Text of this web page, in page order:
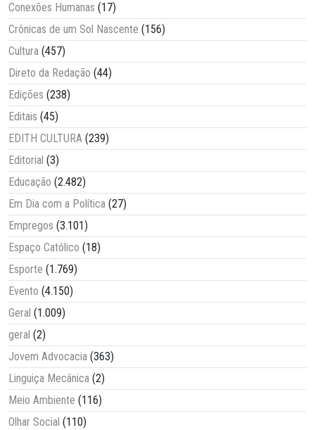
Conexões Humanas (17)
Crônicas de um Sol Nascente (156)
Cultura (457)
Direto da Redação (44)
Edições (238)
Editais (45)
EDITH CULTURA (239)
Editorial (3)
Educação (2.482)
Em Dia com a Política (27)
Empregos (3.101)
Espaço Católico (18)
Esporte (1.769)
Evento (4.150)
Geral (1.009)
geral (2)
Jovem Advocacia (363)
Linguiça Mecânica (2)
Meio Ambiente (116)
Olhar Social (110)